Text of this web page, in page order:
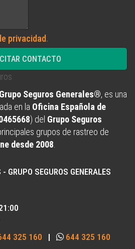
privacidad.
CONTACTO
Seguros Generales®, es una
en la Oficina Española de
) del Grupo Seguros
grupos de rastreo de
desde 2008.
GRUPO SEGUROS GENERALES
325 160 | 644 325 160